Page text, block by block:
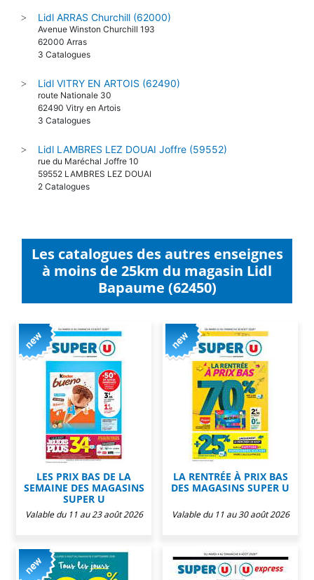
> Lidl ARRAS Churchill (62000)
Avenue Winston Churchill 193
62000 Arras
3 Catalogues
> Lidl VITRY EN ARTOIS (62490)
route Nationale 30
62490 Vitry en Artois
3 Catalogues
> Lidl LAMBRES LEZ DOUAI Joffre (59552)
rue du Maréchal Joffre 10
59552 LAMBRES LEZ DOUAI
2 Catalogues
Les catalogues des autres enseignes
à moins de 25km du magasin Lidl
Bapaume (62450)
LES PRIX BAS DE LA
SEMAINE DES MAGASINS
SUPER U
Valable du 11 au 23 août 2026
LA RENTRÉE À PRIX BAS
DES MAGASINS SUPER U
Valable du 11 au 30 août 2026